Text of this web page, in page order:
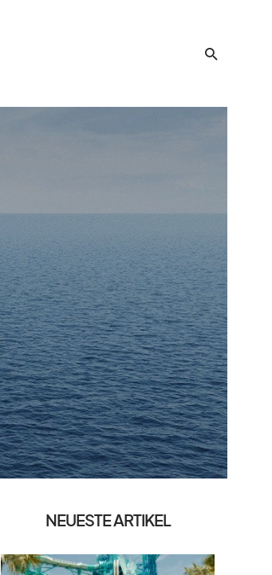
NEUESTE ARTIKEL